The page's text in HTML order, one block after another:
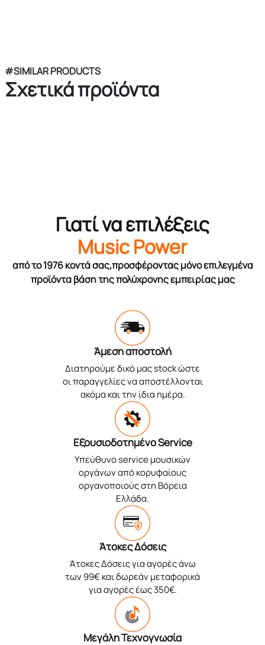
#SIMILAR PRODUCTS
Σχετικά προϊόντα
Γιατί να επιλέξεις
Music Power
από το 1976 κοντά σας,προσφέροντας μόνο επιλεγμένα
προϊόντα βάση της πολύχρονης εμπειρίας μας
Άμεση αποστολή
Διατηρούμε δικό μας stock ώστε
οι παραγγελίες να αποστέλλονται
ακόμα και την ίδια ημέρα.
Εξουσιοδοτημένο Service
Υπεύθυνο service μουσικών
οργάνων από κορυφαίους
οργανοποιούς στη Βόρεια
Ελλάδα.
Άτοκες Δόσεις
Άτοκες Δόσεις για αγορές άνω
των 99€ και δωρεάν μεταφορικά
για αγορές έως 350€.
Μεγάλη Τεχνογνωσία